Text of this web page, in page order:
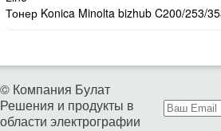
Тонер Konica Minolta bizhub C200/253/
© Компания Булат
Решения и продукты в
области электрографии